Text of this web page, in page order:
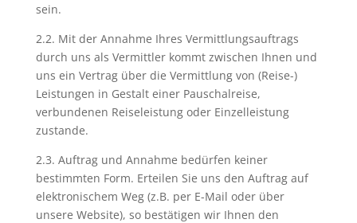
sein.
2.2. Mit der Annahme Ihres Vermittlungsauftrags
durch uns als Vermittler kommt zwischen Ihnen und
uns ein Vertrag über die Vermittlung von (Reise-)
Leistungen in Gestalt einer Pauschalreise,
verbundenen Reiseleistung oder Einzelleistung
zustande.
2.3. Auftrag und Annahme bedürfen keiner
bestimmten Form. Erteilen Sie uns den Auftrag auf
elektronischem Weg (z.B. per E-Mail oder über
unsere Website), so bestätigen wir Ihnen den